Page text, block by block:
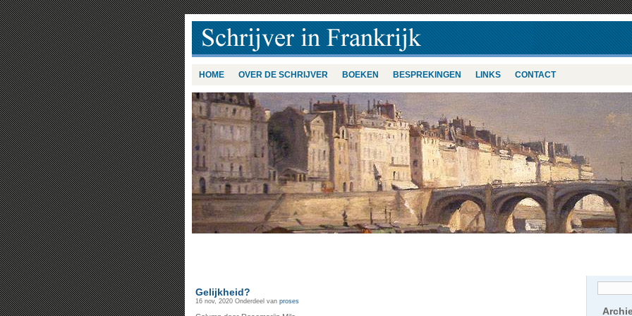
HOME OVER DE SCHRIJVER BOEKEN BESPREKINGEN LINKS CONTACT
Gelijkheid?
16 nov, 2020 Onderdeel van proses